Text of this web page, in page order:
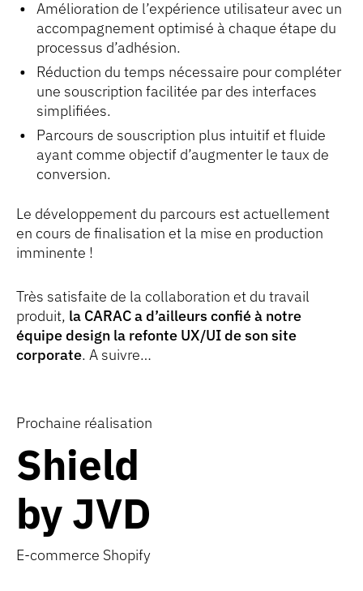
Amélioration de l’expérience utilisateur avec un
accompagnement optimisé à chaque étape du
processus d’adhésion.
Réduction du temps nécessaire pour compléter
une souscription facilitée par des interfaces
simplifiées.
Parcours de souscription plus intuitif et fluide
ayant comme objectif d’augmenter le taux de
conversion.
Le développement du parcours est actuellement
en cours de finalisation et la mise en production
imminente !
Très satisfaite de la collaboration et du travail
produit, la CARAC a d’ailleurs confié à notre
équipe design la refonte UX/UI de son site
corporate. A suivre…
Prochaine réalisation
Shield
by JVD
E-commerce Shopify
Shield</br> by
JVD
E-commerce Shopify